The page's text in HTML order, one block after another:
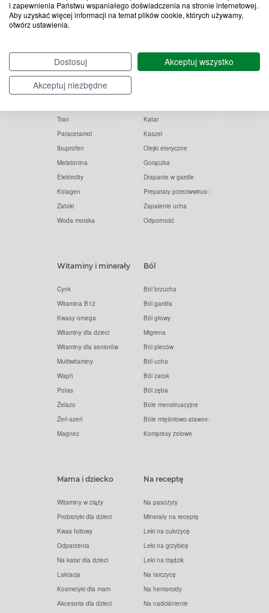
i zapewnienia Państwu wspaniałego doświadczenia na stronie internetowej.
Aby uzyskać więcej informacji na temat plików cookie, których używamy,
otwórz ustawienia.
Dostosuj
Akceptuj wszystko
Akceptuj niezbędne
Popularne zapytania
Witamina D
Witamina C
Tran
Paracetamol
Ibuprofen
Melatonina
Elektrolity
Kolagen
Zatoki
Woda morska
Przeziębienie i grypa
Katar
Kaszel
Olejki eteryczne
Gorączka
Drapanie w gardle
Preparaty przeciwwirusowe
Zapalenie ucha
Odporność
Witaminy i minerały
Cynk
Witamina B12
Kwasy omega
Witaminy dla dzieci
Witaminy dla seniorów
Multiwitaminy
Wapń
Potas
Żelazo
Żeń-szeń
Magnez
Ból
Ból brzucha
Ból gardła
Ból głowy
Migrena
Ból pleców
Ból ucha
Ból zatok
Ból zęba
Bóle menstruacyjne
Bóle mięśniowo-stawowe
Kompresy żelowe
Mama i dziecko
Witaminy w ciąży
Probiotyki dla dzieci
Kwas foliowy
Odparzenia
Na katar dla dzieci
Laktacja
Kosmetyki dla mam
Akcesoria dla dzieci
Na receptę
Na pasożyty
Minerały na receptę
Leki na cukrzycę
Leki na grzybicę
Leki na trądzik
Na tarczycę
Na hemoroidy
Na nadciśnienie